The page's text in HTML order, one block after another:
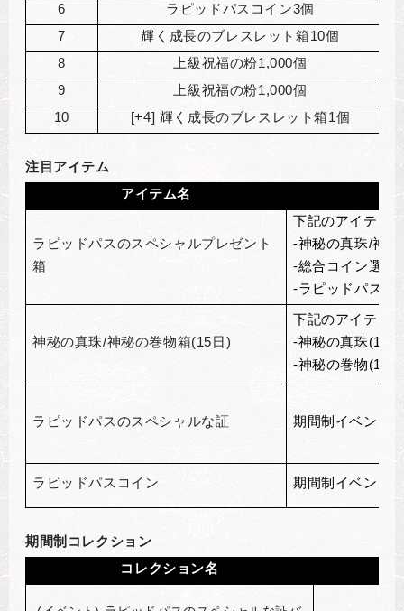
6
ラピッドパスコイン3個
7
輝く成長のブレスレット箱10個
8
上級祝福の粉1,000個
9
上級祝福の粉1,000個
10
[+4] 輝く成長のブレスレット箱1個
注目アイテム
アイテム名
ラピッドパスのスペシャルプレゼント
箱
下記のアイテム
-神秘の真珠/神
-総合コイン選択
-ラピッドパスの
神秘の真珠/神秘の巻物箱(15日)
下記のアイテム
-神秘の真珠(15
-神秘の巻物(15
ラピッドパスのスペシャルな証 期間制イベント
ラピッドパスコイン 期間制イベント
期間制コレクション
コレクション名